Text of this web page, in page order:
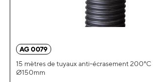
AG 0079
15 mètres de tuyaux anti-écrasement 200°C
Ø150mm